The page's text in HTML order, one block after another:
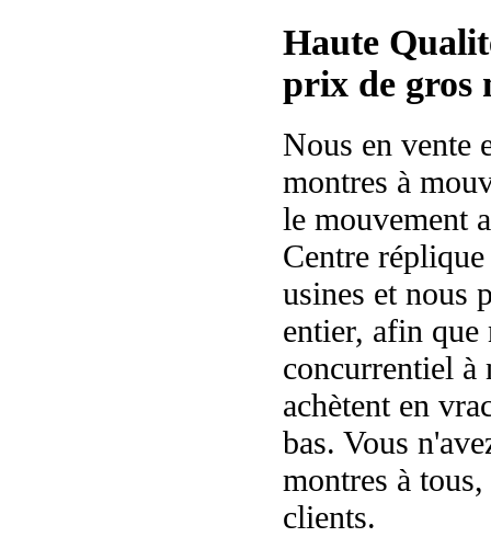
Haute
prix de gros
Nous en vente
montres à
le mouvement
Centre
usines et nous
entier, afin
concurrentiel à
achètent en
bas. Vous
montres à
clients.